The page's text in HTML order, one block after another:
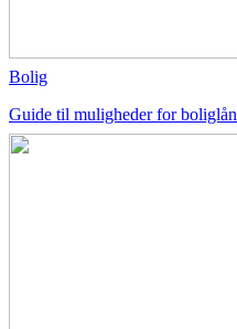
Bolig
Guide til muligheder for boliglån